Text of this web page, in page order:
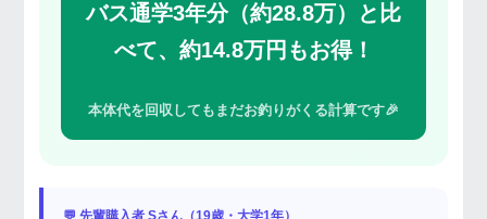
バス通学3年分（約28.8万）と比
べて、約14.8万円もお得！
本体代を回収してもまだお釣りがくる計算です🎉